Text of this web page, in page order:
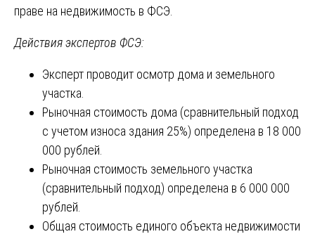
праве на недвижимость в ФСЭ.
Действия экспертов ФСЭ:
Эксперт проводит осмотр дома и земельного
участка.
Рыночная стоимость дома (сравнительный подход
с учетом износа здания 25%) определена в 18 000
000 рублей.
Рыночная стоимость земельного участка
(сравнительный подход) определена в 6 000 000
рублей.
Общая стоимость единого объекта недвижимости